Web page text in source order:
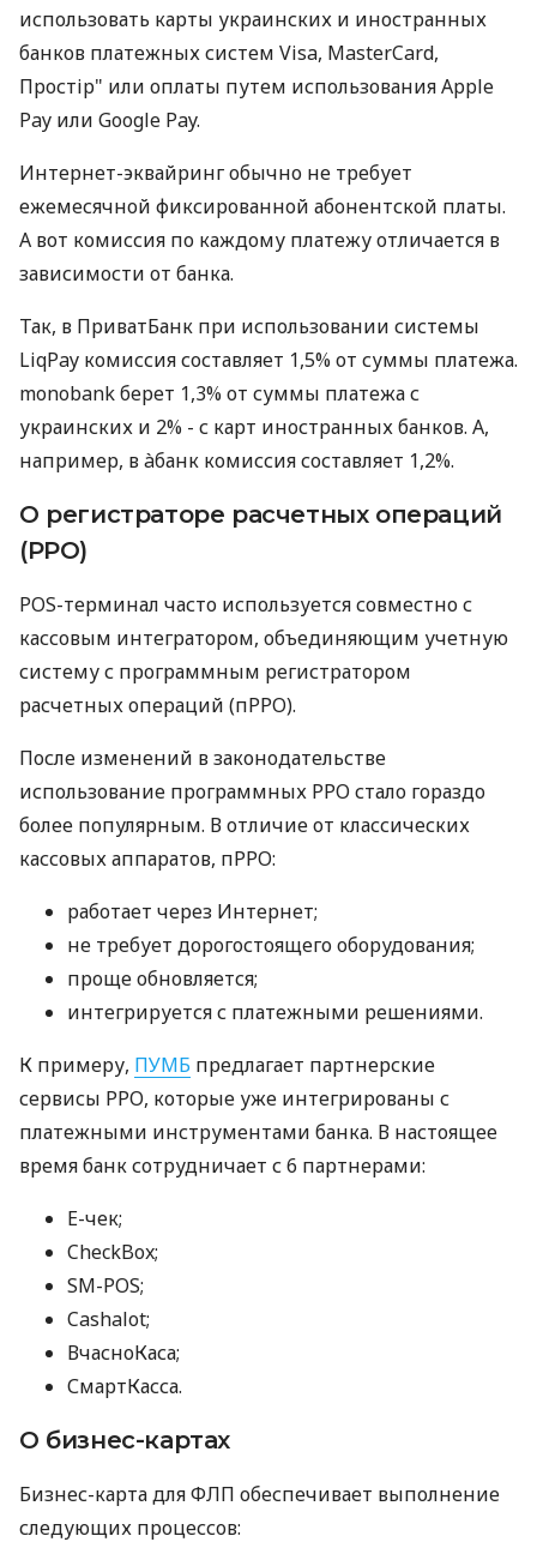
использовать карты украинских и иностранных
банков платежных систем Visa, MasterCard,
Простір" или оплаты путем использования Apple
Pay или Google Pay.
Интернет-эквайринг обычно не требует
ежемесячной фиксированной абонентской платы.
А вот комиссия по каждому платежу отличается в
зависимости от банка.
Так, в ПриватБанк при использовании системы
LiqPay комиссия составляет 1,5% от суммы платежа.
monobank берет 1,3% от суммы платежа с
украинских и 2% - с карт иностранных банков. А,
например, в àбанк комиссия составляет 1,2%.
О регистраторе расчетных операций
(РРО)
POS-терминал часто используется совместно с
кассовым интегратором, объединяющим учетную
систему с программным регистратором
расчетных операций (пРРО).
После изменений в законодательстве
использование программных РРО стало гораздо
более популярным. В отличие от классических
кассовых аппаратов, пРРО:
работает через Интернет;
не требует дорогостоящего оборудования;
проще обновляется;
интегрируется с платежными решениями.
К примеру, ПУМБ предлагает партнерские
сервисы РРО, которые уже интегрированы с
платежными инструментами банка. В настоящее
время банк сотрудничает с 6 партнерами:
E-чек;
CheckBox;
SM-POS;
Cashalot;
ВчасноКаса;
СмартКасса.
О бизнес-картах
Бизнес-карта для ФЛП обеспечивает выполнение
следующих процессов: